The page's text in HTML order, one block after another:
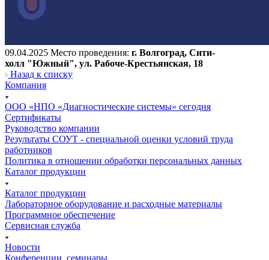
09.04.2025 Место проведения: г. Волгоград, Сити-
холл "Южный", ул. Рабоче-Крестьянская, 18
Назад к списку
Компания
ООО «НПО «Диагностические системы» сегодня
Сертификаты
Руководство компании
Результаты СОУТ - специальной оценки условий труда
работников
Политика в отношении обработки персональных данных
Каталог продукции
Каталог продукции
Лабораторное оборудование и расходные материалы
Программное обеспечение
Сервисная служба
Новости
Конференции, семинары